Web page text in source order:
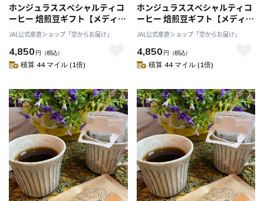
ホンジュラススペシャルティコ
ーヒー 焙煎豆ギフト【メディオ
豆】200g×2「Puntalto」
JAL公式産直ショップ「空からお届け」
4,850 円 （税込）
積算 44 マイル (1倍)
ホンジュラススペシャルティコ
ーヒー 焙煎豆ギフト【メディオ
粉】200g×2「Puntalto」
JAL公式産直ショップ「空からお届け」
4,850 円 （税込）
積算 44 マイル (1倍)